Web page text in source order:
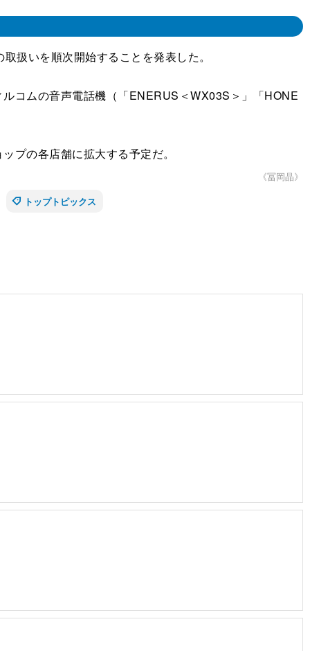
扱いを順次開始することを発表した。
コムの音声電話機（「ENERUS＜WX03S＞」「HONE
プの各店舗に拡大する予定だ。
《冨岡晶》
トップトピックス